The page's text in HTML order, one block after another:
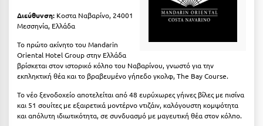
Ηράκλειο
Θάσος
Διεύθυνση: Κοστα Ναβαρίνο, 24001
Μεσσηνία, Ελλάδα
Το πρώτο ακίνητο του Mandarin
Oriental Hotel Group στην Ελλάδα
βρίσκεται στον ιστορικό κόλπο του Ναβαρίνου, γνωστό για την
εκπληκτική θέα και το βραβευμένο γήπεδο γκολφ, The Bay Course.
Το νέο ξενοδοχείο αποτελείται από 48 ευρύχωρες γήινες βίλες με πισίνα
και 51 σουίτες με εξαιρετικά μοντέρνο ντιζάιν, καλόγουστη κομψότητα
και απόλυτη ιδιωτικότητα, σε συνδυασμό με μαγευτική θέα στον κόλπο.